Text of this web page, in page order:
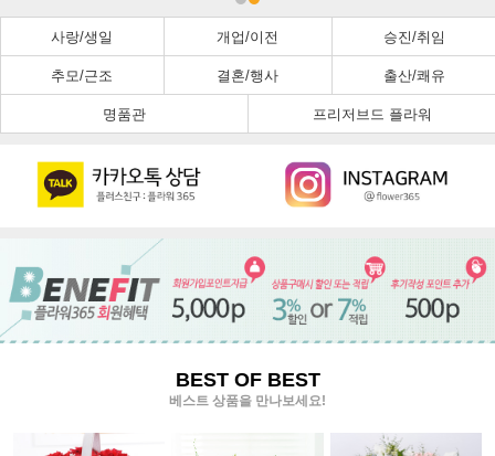
사랑/생일 개업/이전 승진/취임
추모/근조 결혼/행사 출산/쾌유
명품관 프리저브드 플라워
BEST OF BEST
베스트 상품을 만나보세요!